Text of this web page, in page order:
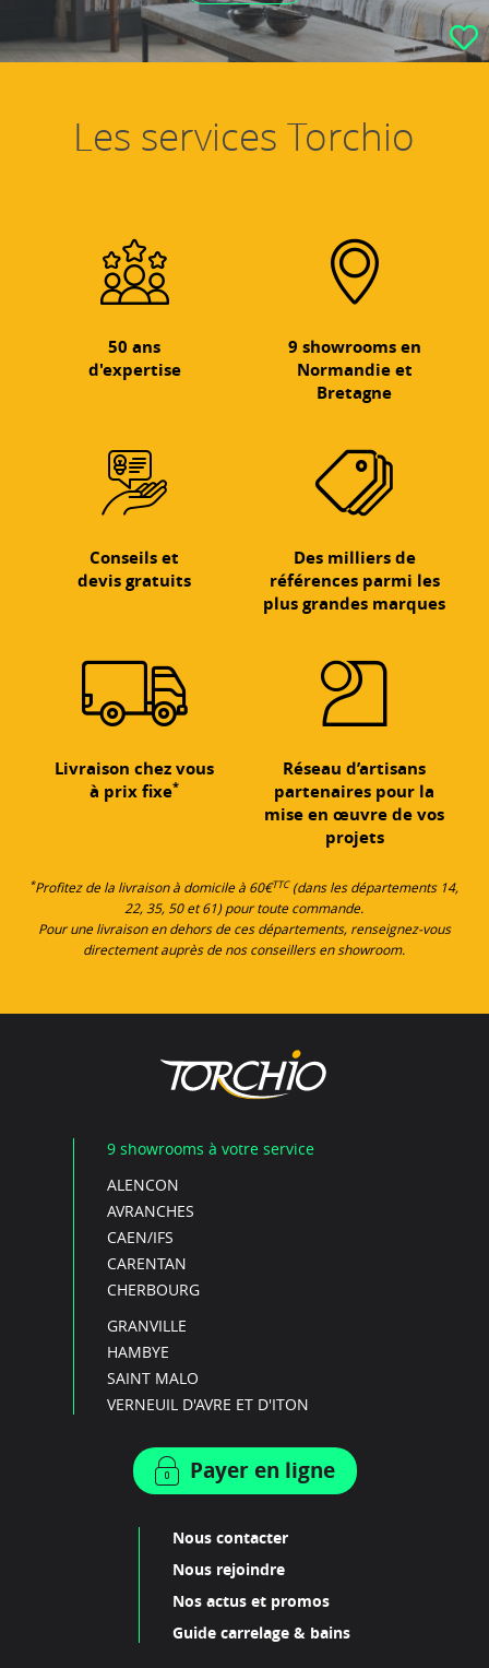
Les services Torchio
50 ans
d'expertise
9 showrooms en
Normandie et
Bretagne
Conseils et
devis gratuits
Des milliers de
références parmi les
plus grandes marques
Livraison chez vous
à prix fixe*
Réseau d’artisans
partenaires pour la
mise en œuvre de vos
projets
*Profitez de la livraison à domicile à 60€TTC(dans les départements 14,
22, 35, 50 et 61) pour toute commande.
Pour une livraison en dehors de ces départements, renseignez-vous
directement auprès de nos conseillers en showroom.
9 showrooms à votre service
ALENCON
AVRANCHES
CAEN/IFS
CARENTAN
CHERBOURG
GRANVILLE
HAMBYE
SAINT MALO
VERNEUIL D'AVRE ET D'ITON
Payer en ligne
Nous contacter
Nous rejoindre
Nos actus et promos
Guide carrelage & bains